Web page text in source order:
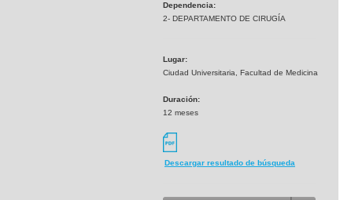
Dependencia:
2- DEPARTAMENTO DE CIRUGÍA
Lugar:
Ciudad Universitaria, Facultad de Medicina
Duración:
12 meses
Descargar resultado de búsqueda